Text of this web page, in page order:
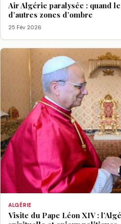
Air Algérie paralysée : quand
d’autres zones d’ombre
25 Fév 2026
ALGÉRIE
Visite du Pape Léon XIV :